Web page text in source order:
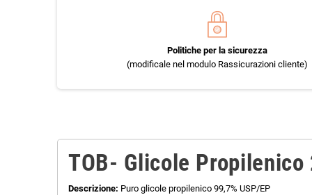
Politiche per la sicurezza
(modificale nel modulo Rassicurazioni cliente)
TOB- Glicole
Descrizione: Puro glicole propilenico 99,7% USP/EP